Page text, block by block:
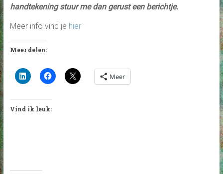
handtekening stuur me dan gerust een berichtje.
Meer info vind je hier
Meer delen:
Meer
Vind ik leuk: